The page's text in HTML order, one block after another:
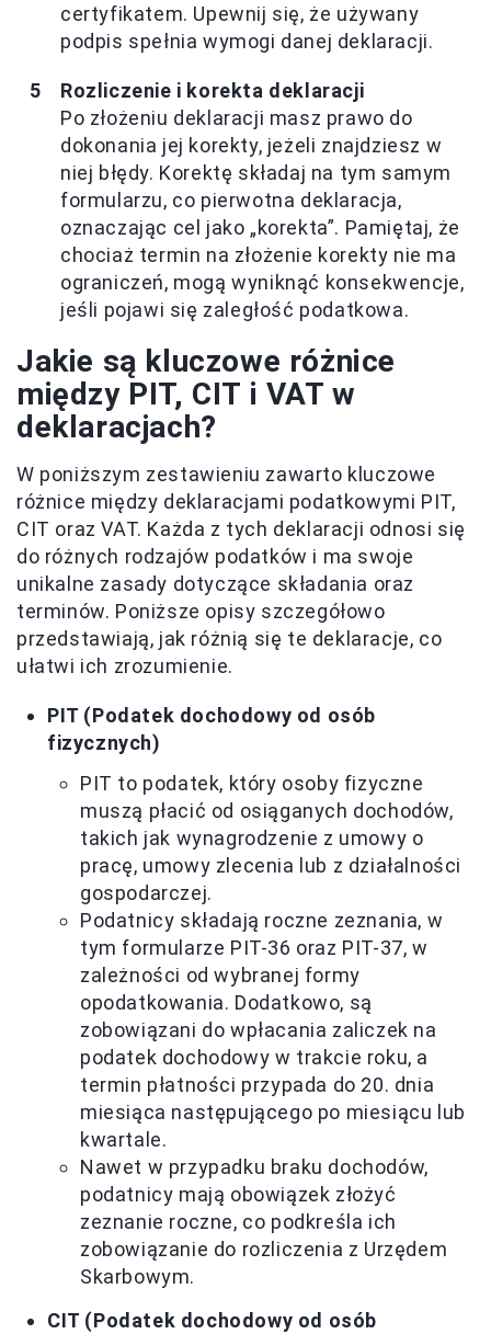
certyfikatem. Upewnij się, że używany
podpis spełnia wymogi danej deklaracji.
Rozliczenie i korekta deklaracji
Po złożeniu deklaracji masz prawo do
dokonania jej korekty, jeżeli znajdziesz w
niej błędy. Korektę składaj na tym samym
formularzu, co pierwotna deklaracja,
oznaczając cel jako „korekta”. Pamiętaj, że
chociaż termin na złożenie korekty nie ma
ograniczeń, mogą wyniknąć konsekwencje,
jeśli pojawi się zaległość podatkowa.
Jakie są kluczowe różnice
między PIT, CIT i VAT w
deklaracjach?
W poniższym zestawieniu zawarto kluczowe
różnice między deklaracjami podatkowymi PIT,
CIT oraz VAT. Każda z tych deklaracji odnosi się
do różnych rodzajów podatków i ma swoje
unikalne zasady dotyczące składania oraz
terminów. Poniższe opisy szczegółowo
przedstawiają, jak różnią się te deklaracje, co
ułatwi ich zrozumienie.
PIT (Podatek dochodowy od osób
fizycznych)
PIT to podatek, który osoby fizyczne
muszą płacić od osiąganych dochodów,
takich jak wynagrodzenie z umowy o
pracę, umowy zlecenia lub z działalności
gospodarczej.
Podatnicy składają roczne zeznania, w
tym formularze PIT-36 oraz PIT-37, w
zależności od wybranej formy
opodatkowania. Dodatkowo, są
zobowiązani do wpłacania zaliczek na
podatek dochodowy w trakcie roku, a
termin płatności przypada do 20. dnia
miesiąca następującego po miesiącu lub
kwartale.
Nawet w przypadku braku dochodów,
podatnicy mają obowiązek złożyć
zeznanie roczne, co podkreśla ich
zobowiązanie do rozliczenia z Urzędem
Skarbowym.
CIT (Podatek dochodowy od osób